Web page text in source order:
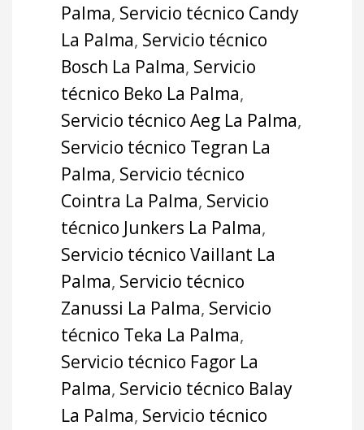
Palma, Servicio técnico Candy
La Palma, Servicio técnico
Bosch La Palma, Servicio
técnico Beko La Palma,
Servicio técnico Aeg La Palma,
Servicio técnico Tegran La
Palma, Servicio técnico
Cointra La Palma, Servicio
técnico Junkers La Palma,
Servicio técnico Vaillant La
Palma, Servicio técnico
Zanussi La Palma, Servicio
técnico Teka La Palma,
Servicio técnico Fagor La
Palma, Servicio técnico Balay
La Palma, Servicio técnico